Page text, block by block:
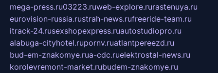
mega-press.ru03223.ruweb-explore.rurastenuya.ru
eurovision-russia.rustrah-news.rufreeride-team.ru
itrack-24.rusexshopexpress.ruautostudiopro.ru
alabuga-cityhotel.rupornv.ruatlantpereezd.ru
bud-em-znakomye.rua-cdc.ruelektrostal-news.ru
korolevremont-market.rubudem-znakomye.ru